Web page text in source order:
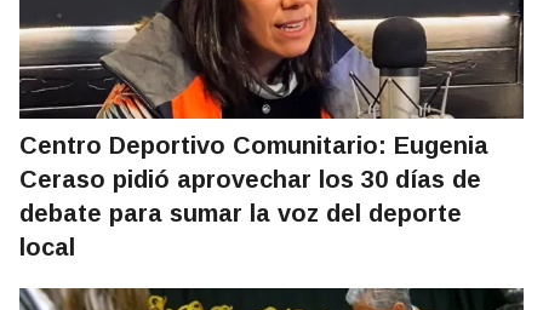
Centro Deportivo Comunitario: Eugenia
Ceraso pidió aprovechar los 30 días de
debate para sumar la voz del deporte
local